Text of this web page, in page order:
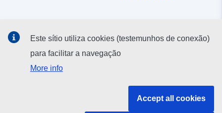
Procure as contas da UE nasredes sociais
Instituições e organismos da UE
Este sítio utiliza cookies (testemunhos de conexão)
para facilitar a navegação
More info
Accept all cookies